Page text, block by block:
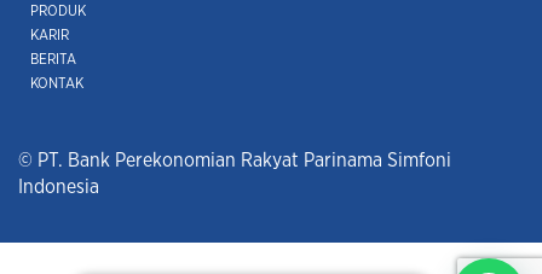
PRODUK
KARIR
BERITA
KONTAK
© PT. Bank Perekonomian Rakyat Parinama Simfoni
Indonesia